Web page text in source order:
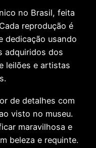
no Brasil, feita
reprodução é
dedicação usando
adquiridos dos
leilões e artistas
de detalhes com
visto no museu.
maravilhosa e
beleza e requinte.